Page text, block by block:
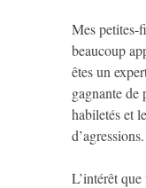
Mes petites-
beaucoup
êtes un
gagnante de
habiletés et
d’agressions.
L’intérêt